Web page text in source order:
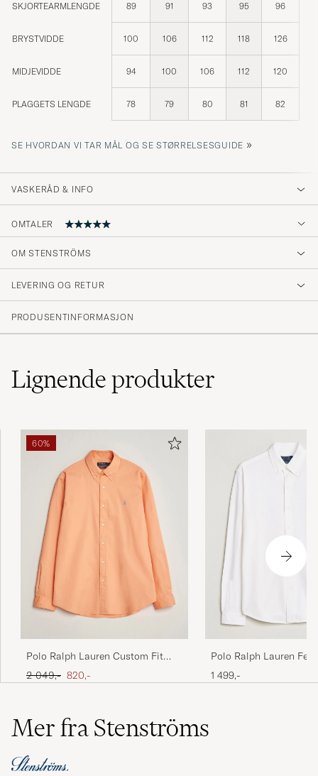
SKJORTEARMLENGDE 89 91 93 95 96
BRYSTVIDDE 100 106 112 118 126
MIDJEVIDDE 94 100 106 112 120
PLAGGETS LENGDE 78 79 80 81 82
SE HVORDAN VI TAR MÅL OG SE STØRRELSESGUIDE »
VASKERÅD & INFO
OMTALER
Mycket fin skjorta perfekt passform 👌
MIKAEL J KJØPTE PÅ CAREOFCARL.SE
OM STENSTRÖMS
LEVERING OG RETUR
PRODUSENTINFORMASJON
Lignendeprodukter
60%
Polo Ralph Lauren Custom Fit
Garment Twill Shirt Poppy
Ordinær pris
2 049,- Nedsatt pris
820,-
Polo Ralph Lauren
Mesh Shirt White
1 499,-
Mer fra Stenströms